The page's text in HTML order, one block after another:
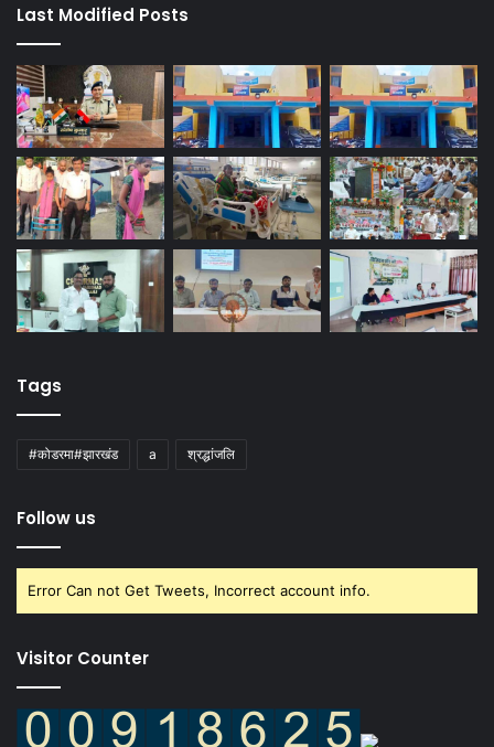
Last Modified Posts
Tags
#कोडरमा#झारखंड a श्रद्धांजलि
Follow us
Error Can not Get Tweets, Incorrect account info.
Visitor Counter